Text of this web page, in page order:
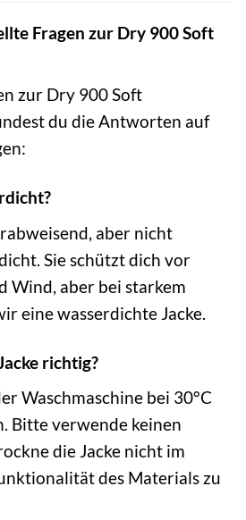
Fragen zur Dry 900 Soft
zur Dry 900 Soft
du die Antworten auf
aber nicht
Sie schützt dich vor
Wind, aber bei starkem
eine wasserdichte Jacke.
richtig?
Waschmaschine bei 30°C
Bitte verwende keinen
die Jacke nicht im
des Materials zu